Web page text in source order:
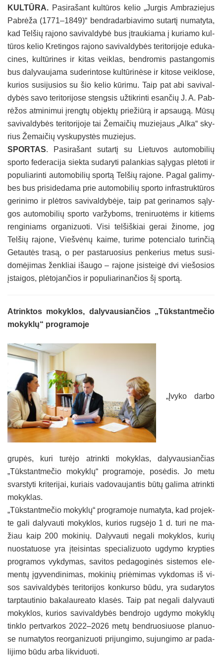
KUL­TŪ­RA. Pa­si­ra­šant kul­tū­ros ke­lio „Jur­gis Amb­ra­zie­jus
Pab­rė­ža (1771–1849)“ bend­ra­dar­bia­vi­mo su­tar­tį nu­ma­ty­ta,
kad Tel­šių ra­jo­no sa­vi­val­dy­bė bus įtrau­kia­ma į ku­ria­mo kul­
tū­ros ke­lio Kre­tin­gos ra­jo­no sa­vi­val­dy­bės te­ri­to­ri­jo­je edu­ka­
ci­nes, kul­tū­ri­nes ir ki­tas veik­las, bend­ro­mis pa­stan­go­mis
bus da­ly­vau­ja­ma su­de­rin­to­se kul­tū­ri­nė­se ir ki­to­se veik­lo­se,
ku­rios su­si­ju­sios su šio ke­lio kū­ri­mu. Taip pat abi sa­vi­val­
dy­bės sa­vo te­ri­to­ri­jo­se steng­sis už­tik­rin­ti esan­čių J. A. Pab­
rė­žos at­mi­ni­mui įreng­tų ob­jek­tų prie­žiū­rą ir ap­sau­gą. Mū­sų
sa­vi­val­dy­bės te­ri­to­ri­jo­je tai Že­mai­čių mu­zie­jaus „Al­ka“ sky­
rius Že­mai­čių vys­ku­pys­tės mu­zie­jus.
SPOR­TAS. Pa­si­ra­šant su­tar­tį su Lie­tu­vos au­to­mo­bi­lių
spor­to fe­de­ra­ci­ja siek­ta su­da­ry­ti pa­lan­kias są­ly­gas plė­to­ti ir
po­pu­lia­rin­ti au­to­mo­bi­lių spor­tą Tel­šių ra­jo­ne. Pa­gal ga­li­my­
bes bus pri­si­de­da­ma prie au­to­mo­bi­lių spor­to inf­rast­ruk­tū­ros
ge­ri­ni­mo ir plėt­ros sa­vi­val­dy­bė­je, taip pat ge­ri­na­mos są­ly­
gos au­to­mo­bi­lių spor­to var­žy­boms, tre­ni­ruo­tėms ir ki­tiems
ren­gi­niams or­ga­ni­zuo­ti. Vi­si tel­šiš­kiai ge­rai ži­no­me, jog
Tel­šių ra­jo­ne, Vieš­vė­nų kai­me, tu­ri­me po­ten­cia­lo tu­rin­čią
Ge­tau­tės tra­są, o per pa­sta­ruo­sius pen­ke­rius me­tus su­si­
do­mė­ji­mas ženk­liai išau­go – ra­jo­ne įsi­stei­gė dvi vie­šo­sios
įstai­gos, plė­to­jan­čios ir po­pu­lia­ri­nan­čios šį spor­tą.
At­rink­tos mo­kyk­los, da­ly­vau­sian­čios „Tūks­tant­me­čio
mo­kyk­lų“ pro­gra­mo­je
„Įvy­ko dar­bo
gru­pės, ku­ri tu­rė­jo at­rink­ti mo­kyk­las, da­ly­vau­sian­čias
„Tūks­tant­me­čio mo­kyk­lų“ pro­gra­mo­je, po­sė­dis. Jo me­tu
svars­ty­ti kri­te­ri­jai, ku­riais va­do­vau­jan­tis bū­tų ga­li­ma at­rink­ti
mo­kyk­las.
„Tūks­tant­me­čio mo­kyk­lų“ pro­gra­mo­je nu­ma­ty­ta, kad pro­jek­
te ga­li da­ly­vau­ti mo­kyk­los, ku­rios rug­sė­jo 1 d. tu­ri ne ma­
žiau kaip 200 mo­ki­nių. Da­ly­vau­ti ne­ga­li mo­kyk­los, ku­rių
nuo­sta­tuo­se yra įtei­sin­tas spe­cia­li­zuo­to ug­dy­mo kryp­ties
pro­gra­mos vyk­dy­mas, sa­vi­tos pe­da­go­gi­nės sis­te­mos ele­
men­tų įgy­ven­di­ni­mas, mo­ki­nių priė­mi­mas vyk­do­mas iš vi­
sos sa­vi­val­dy­bės te­ri­to­ri­jos kon­kur­so bū­du, yra su­da­ry­tos
tarp­tau­ti­nio ba­ka­lau­rea­to kla­sės. Taip pat ne­ga­li da­ly­vau­ti
mo­kyk­los, ku­rios sa­vi­val­dy­bės bend­ro­jo ug­dy­mo mo­kyk­lų
tink­lo per­tvar­kos 2022–2026 me­tų bend­ruo­siuo­se pla­nuo­
se nu­ma­ty­tos reor­ga­ni­zuo­ti pri­jun­gi­mo, su­jun­gi­mo ar pa­da­
li­ji­mo bū­du ar­ba lik­vi­duo­ti.